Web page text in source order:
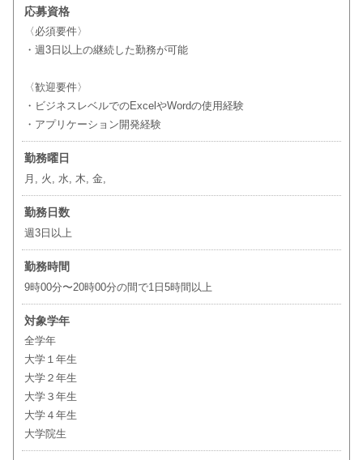
応募資格
〈必須要件〉
・週3日以上の継続した勤務が可能
〈歓迎要件〉
・ビジネスレベルでのExcelやWordの使用経験
・アプリケーション開発経験
勤務曜日
月, 火, 水, 木, 金,
勤務日数
週3日以上
勤務時間
9時00分〜20時00分の間で1日5時間以上
対象学年
全学年
大学１年生
大学２年生
大学３年生
大学４年生
大学院生